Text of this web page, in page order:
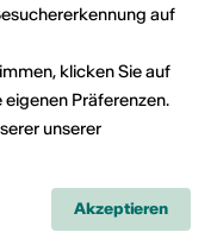
auf
klicken Sie auf
eigenen Präferenzen.
unserer
Akzeptieren